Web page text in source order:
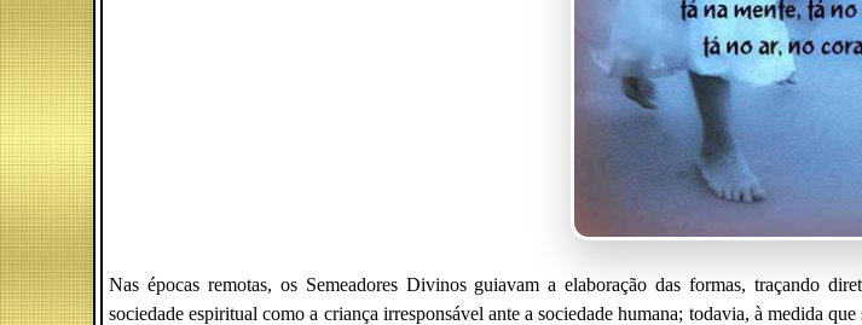
Nas épocas remotas, os Semeadores Divinos guiavam a elaboração das formas, traçando
sociedade espiritual como a criança irresponsável ante a sociedade humana; todavia, à medida